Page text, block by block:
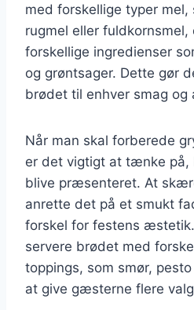
med forskellige typer mel,
rugmel eller fuldkornsmel,
forskellige ingredienser
og grøntsager. Dette gør
brødet til enhver smag og
Når man skal forberede
er det vigtigt at tænke på,
blive præsenteret. At
anrette det på et smukt
forskel for festens
servere brødet med
toppings, som smør,
at give gæsterne flere